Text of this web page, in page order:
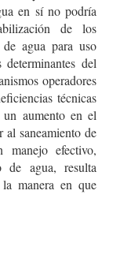
en sí no podría
de los
de agua para uso
del
operadores
técnicas
aumento en el
saneamiento de
manejo efectivo,
de agua, resulta
manera en que